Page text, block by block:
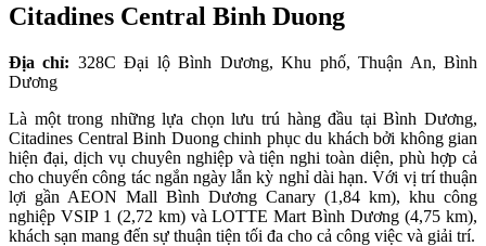
Citadines Central Binh Duong
Địa chỉ: 328C Đại lộ Bình Dương, Khu phố, Thuận An, Bình
Dương
Là một trong những lựa chọn lưu trú hàng đầu tại Bình Dương,
Citadines Central Binh Duong chinh phục du khách bởi không gian
hiện đại, dịch vụ chuyên nghiệp và tiện nghi toàn diện, phù hợp cả
cho chuyến công tác ngắn ngày lẫn kỳ nghỉ dài hạn. Với vị trí thuận
lợi gần AEON Mall Bình Dương Canary (1,84 km), khu công
nghiệp VSIP 1 (2,72 km) và LOTTE Mart Bình Dương (4,75 km),
khách sạn mang đến sự thuận tiện tối đa cho cả công việc và giải trí.